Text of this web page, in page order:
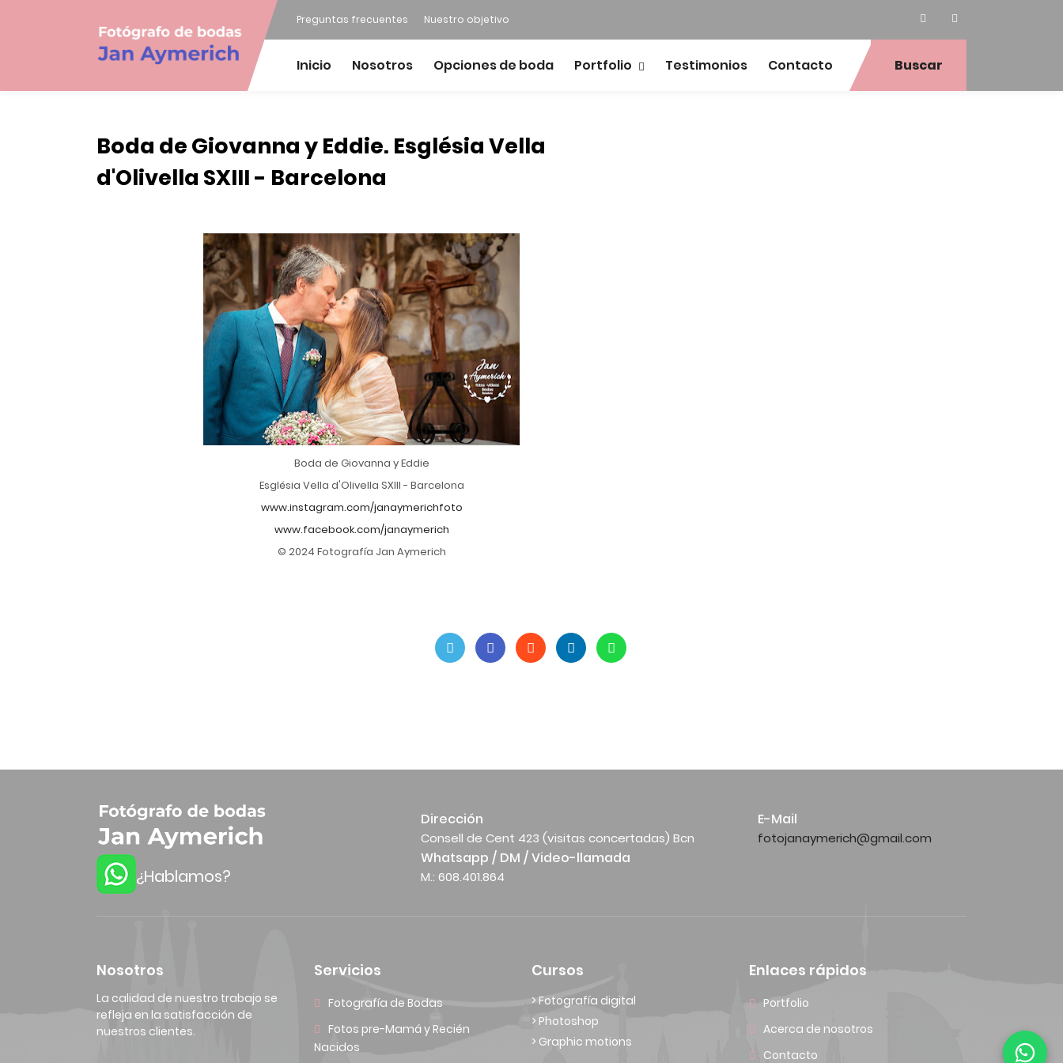
Preguntas frecuentes Nuestro objetivo
Inicio Nosotros Opciones de boda Portfolio Testimonios Contacto Buscar
Boda de Giovanna y Eddie. Església Vella
d'Olivella SXIII - Barcelona
Boda de Giovanna y Eddie
Església Vella d'Olivella SXIII - Barcelona
www.instagram.com/janaymerichfoto
www.facebook.com/janaymerich
© 2024 Fotografía Jan Aymerich
¿Hablamos?
Dirección
Consell de Cent 423 (visitas concertadas) Bcn
E-Mail
fotojanaymerich@gmail.com
Whatsapp / DM / Video-llamada
M.: 608.401.864
Nosotros
La calidad de nuestro trabajo se
refleja en la satisfacción de
nuestros clientes.
Servicios
Fotografía de Bodas
Fotos pre-Mamá y Recién
Nacidos
Cursos
> Fotografía digital
> Photoshop
> Graphic motions
Enlaces rápidos
Portfolio
Acerca de nosotros
Contacto